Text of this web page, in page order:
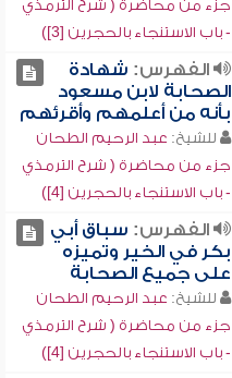
جزء من محاضرة ( شرح الترمذي
- باب الاستنجاء بالحجرين [3])
الفهرس: شهادة
الصحابة لابن مسعود
بأنه من أعلمهم وأقرئهم
للشيخ: عبد الرحيم الطحان
جزء من محاضرة ( شرح الترمذي
- باب الاستنجاء بالحجرين [4])
الفهرس: سباق أبي
بكر في الخير وتميزه
على جميع الصحابة
للشيخ: عبد الرحيم الطحان
جزء من محاضرة ( شرح الترمذي
- باب الاستنجاء بالحجرين [4])